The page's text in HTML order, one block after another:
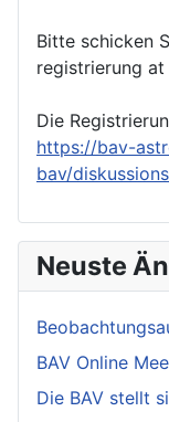
Bitte schicken
registrierung
Die
https://bav-
bav/
Neuste
BAV Online
Die BAV stellt